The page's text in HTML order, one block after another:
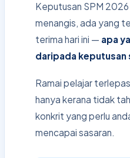
Keputusan SPM
menangis, ada yang
terima hari ini — apa
daripada
Ramai pelajar
hanya kerana tidak
konkrit yang perlu
mencapai sasaran.